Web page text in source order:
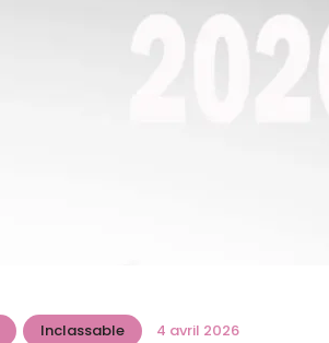
Inclassable 4 avril 2026